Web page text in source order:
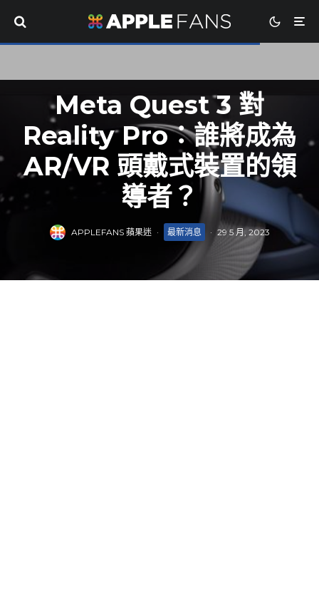
Meta Quest 3 對
Reality Pro：誰將成為
AR/VR 頭戴式裝置的領
導者？
APPLEFANS 蘋果迷 · 最新消息 · 29 5 月, 2023